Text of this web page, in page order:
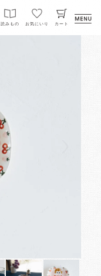
読みもの お気にいり カート